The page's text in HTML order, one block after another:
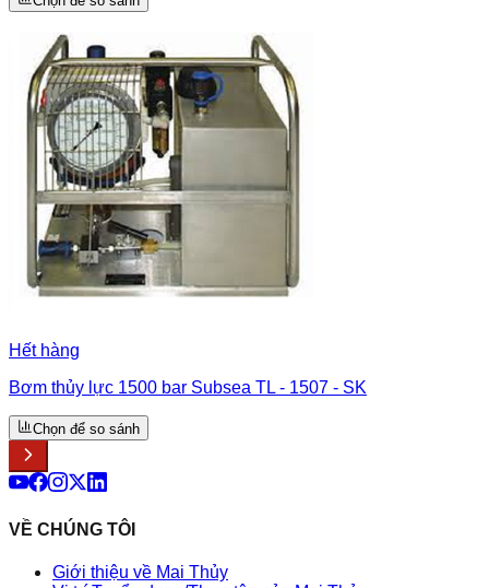
Hết hàng
Bơm thủy lực 1500 bar Subsea TL - 1507 - SK
Chọn để so sánh
VỀ CHÚNG TÔI
Giới thiệu về Mai Thủy